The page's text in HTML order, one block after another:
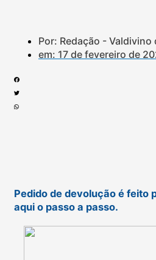
Por: Redação - Valdivino
em: 17 de fevereiro de
Pedido de devolução é feito
aqui o passo a passo.